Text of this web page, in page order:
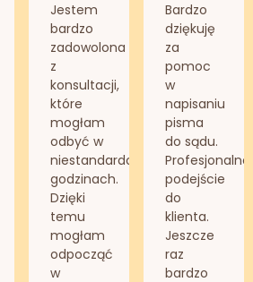
Jestem
bardzo
zadowolona
z
konsultacji,
które
mogłam
odbyć w
niestandardowych
godzinach.
Dzięki
temu
mogłam
odpocząć
w
Bardzo
dziękuję
za
pomoc
w
napisaniu
pisma
do sądu.
Profesjonalne
podejście
do
klienta.
Jeszcze
raz
bardzo